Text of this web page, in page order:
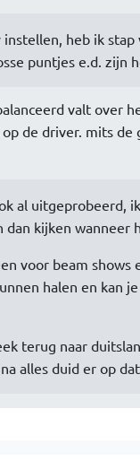
heb ik
puntjes e.d. zijn
valt over
de driver. mits de
al uitgeprobeerd,
kijken wanneer
voor beam shows
halen en kan
terug naar
alles duid er op